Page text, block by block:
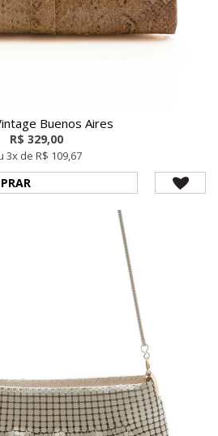
Buenos Aires
R$ 329,00
3x de R$ 109,67